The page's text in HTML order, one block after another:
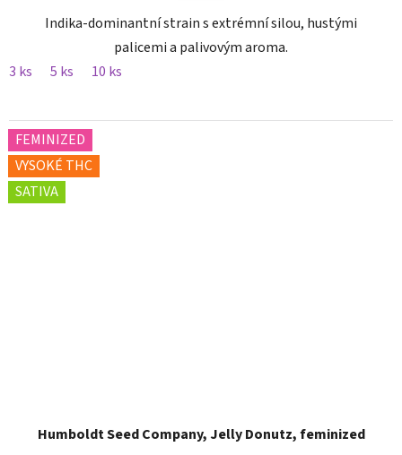
Indika-dominantní strain s extrémní silou, hustými
palicemi a palivovým aroma.
3 ks
5 ks 10 ks
FEMINIZED
VYSOKÉ THC
SATIVA
Humboldt Seed Company, Jelly Donutz, feminized